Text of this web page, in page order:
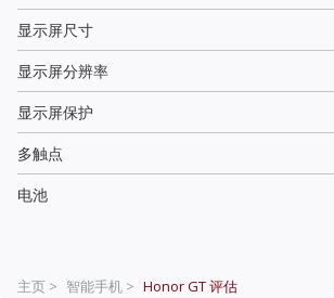
显示屏尺寸
显示屏分辨率
显示屏保护
多触点
电池
主页 > 智能手机 > Honor GT评估